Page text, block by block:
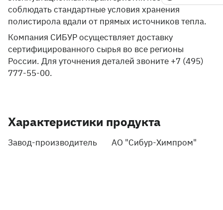
соблюдать стандартные условия хранения
полистирола вдали от прямых источников тепла.
Компания СИБУР осуществляет доставку
сертифицированного сырья во все регионы
России. Для уточнения деталей звоните +7 (495)
777-55-00.
Характеристики продукта
Завод-производитель АО "Сибур-Химпром"